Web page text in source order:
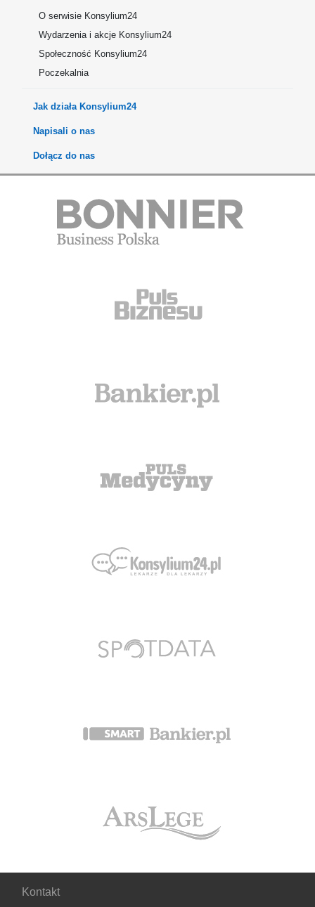
O serwisie Konsylium24
Wydarzenia i akcje Konsylium24
Społeczność Konsylium24
Poczekalnia
Jak działa Konsylium24
Napisali o nas
Dołącz do nas
Kontakt